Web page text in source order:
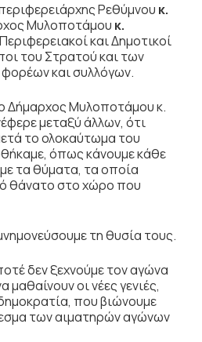
Ρεθύμνου κ.
Μυλοποτάμου κ.
και Δημοτικοί
του Στρατού και των
και συλλόγων.
Δήμαρχος Μυλοποτάμου κ.
μεταξύ άλλων, ότι
το ολοκαύτωμα του
όπως κάνουμε κάθε
τα θύματα, τα οποία
θάνατο στο χώρο που
τη θυσία τους.
δεν ξεχνούμε τον αγώνα
μαθαίνουν οι νέες γενιές,
που βιώνουμε
των αιματηρών αγώνων